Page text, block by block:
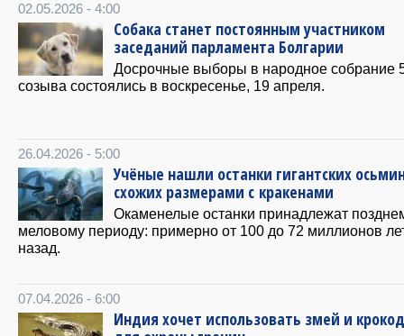
02.05.2026 - 4:00
Собака станет постоянным участником
заседаний парламента Болгарии
Досрочные выборы в народное собрание
созыва состоялись в воскресенье, 19 апреля.
26.04.2026 - 5:00
Учёные нашли останки гигантских
схожих размерами с кракенами
Окаменелые останки принадлежат
меловому периоду: примерно от 100 до 72 миллионов
назад.
07.04.2026 - 6:00
Индия хочет использовать змей и